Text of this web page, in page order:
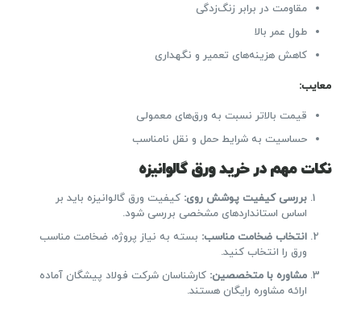
مقاومت در برابر زنگ‌زدگی
طول عمر بالا
کاهش هزینه‌های تعمیر و نگهداری
معایب:
قیمت بالاتر نسبت به ورق‌های معمولی
حساسیت به شرایط حمل و نقل نامناسب
نکات مهم در خرید ورق گالوانیزه
بررسی کیفیت پوشش روی: کیفیت ورق گالوانیزه باید بر
اساس استانداردهای مشخصی بررسی شود.
انتخاب ضخامت مناسب: بسته به نیاز پروژه، ضخامت مناسب
ورق را انتخاب کنید.
مشاوره با متخصصین: کارشناسان شرکت فولاد پیشگان آماده
ارائه مشاوره رایگان هستند.